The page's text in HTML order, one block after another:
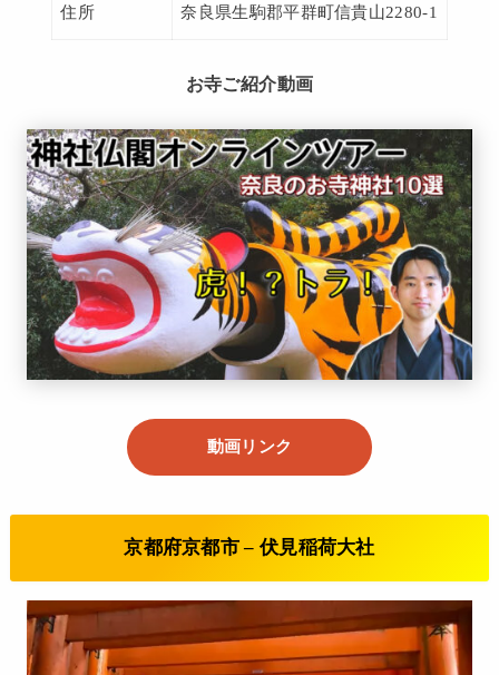
住所 奈良県生駒郡平群町信貴山2280-1
お寺ご紹介動画
動画リンク
京都府京都市 – 伏見稲荷大社